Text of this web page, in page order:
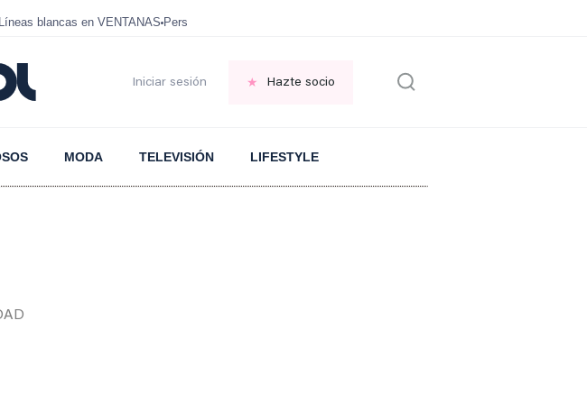
Líneas blancas en VENTANAS Personas que piden PERDÓN por todo
Iniciar sesión Hazte socio
MODA TELEVISIÓN LIFESTYLE